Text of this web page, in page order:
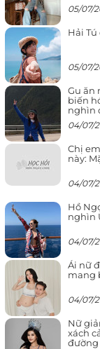
05/07/
Hải
05/07/
Gu ăn
biến
nghìn
04/07/
Chị
này:
04/07/
Hồ
nghìn
04/07/
Ái nữ
mang
04/07/
Nữ
xách
đường